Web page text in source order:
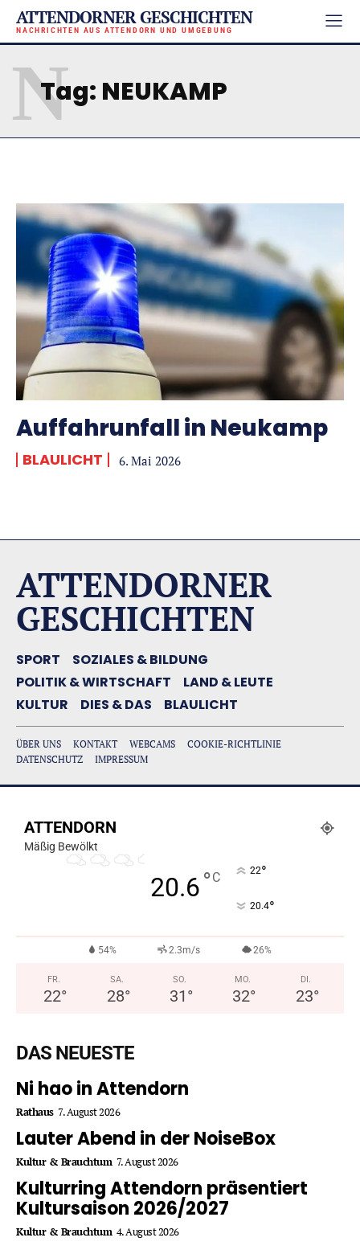
ATTENDORNER GESCHICHTEN
NACHRICHTEN AUS ATTENDORN UND UMGEBUNG
Tag: NEUKAMP
N
Auffahrunfall in Neukamp
BLAULICHT 6. Mai 2026
ATTENDORNER
GESCHICHTEN
SPORT
SOZIALES & BILDUNG
POLITIK & WIRTSCHAFT
LAND & LEUTE
KULTUR
DIES & DAS BLAULICHT
ÜBER UNS KONTAKT WEBCAMS
COOKIE-RICHTLINIE
DATENSCHUTZ
IMPRESSUM
ATTENDORN
Mäßig Bewölkt
20.6°C 22°
20.4°
54% 2.3m/s 26%
FR.
22°
SA.
28°
SO.
31 °
MO.
32°
DI.
23°
DAS NEUESTE
Ni hao in Attendorn
Rathaus 7. August 2026
Lauter Abend in der NoiseBox
Kultur & Brauchtum 7. August 2026
Kulturring Attendorn präsentiert
Kultursaison 2026/2027
Kultur & Brauchtum 4. August 2026